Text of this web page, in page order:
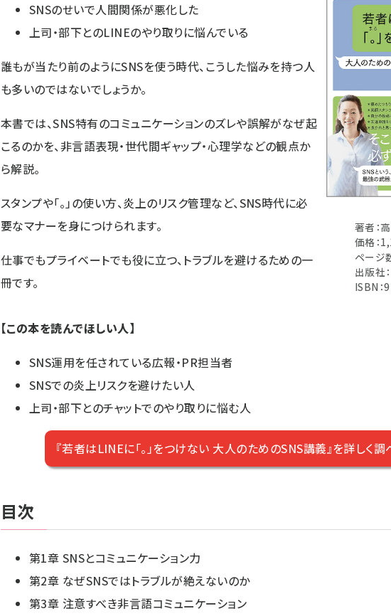
著者：
価格：
ページ
出版社
ISBN
SNSのせいで人間関係が悪化した
上司・部下とのLINEのやり取りに悩んでいる
誰もが当たり前のようにSNSを使う時代、こうした悩みを持つ人
も多いのではないでしょうか。
本書では、SNS特有のコミュニケーションのズレや誤解がなぜ起
こるのかを、非言語表現・世代間ギャップ・心理学などの観点か
ら解説。
スタンプや「。」の使い方、炎上のリスク管理など、SNS時代に必
要なマナーを身につけられます。
仕事でもプライベートでも役に立つ、トラブルを避けるための一
冊です。
【この本を読んでほしい人】
SNS運用を任されている広報・PR担当者
SNSでの炎上リスクを避けたい人
上司・部下とのチャットでのやり取りに悩む人
『若者はLINEに「。」をつけない 大人のためのSNS講義』を詳しく調
目次
第1章 SNSとコミュニケーション力
第2章 なぜSNSではトラブルが絶えないのか
第3章 注意すべき非言語コミュニケーション